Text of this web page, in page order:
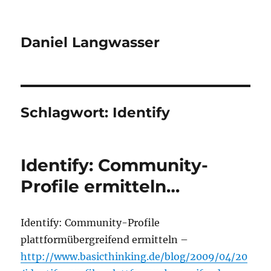
Daniel Langwasser
Schlagwort: Identify
Identify: Community-
Profile ermitteln…
Identify: Community-Profile
plattformübergreifend ermitteln –
http://www.basicthinking.de/blog/2009/04/20